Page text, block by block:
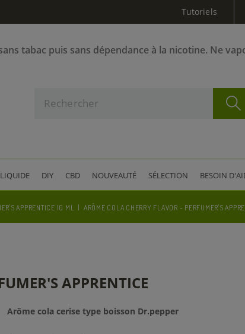
Tutoriels
tabac puis sans dépendance à la nicotine. Ne
DIY CBD NOUVEAUTÉ SÉLECTION BESOIN
APPRENTICE 10 ML ARÔME COLA CHERRY FLAVOR - PERFUMER'S
APPRENTICE
Arôme cola cerise type boisson Dr.pepper